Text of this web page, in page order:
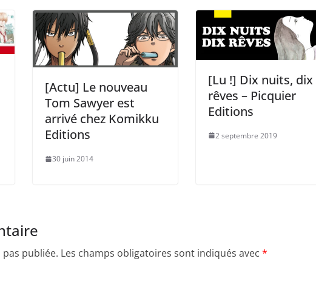
[Actu] Le nouveau
Tom Sawyer est
arrivé chez Komikku
Editions
30 juin 2014
[Lu !] Dix nuits, dix
rêves – Picquier
Editions
2 septembre 2019
publiée. Les champs obligatoires sont indiqués avec *